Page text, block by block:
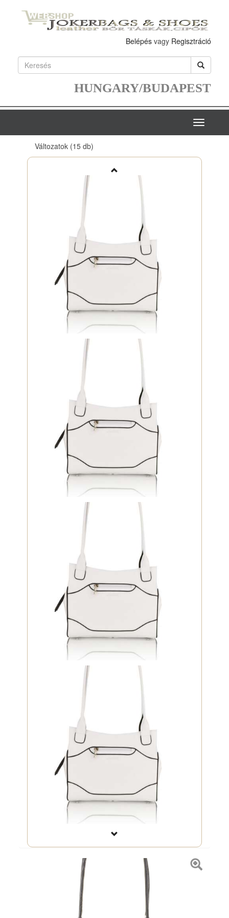
Belépés vagy Regisztráció
HUNGARY/BUDAPEST
Toggle
Változatok (15 db)